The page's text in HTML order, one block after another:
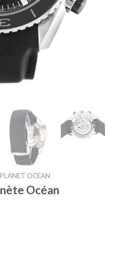
PLANET OCEAN
Océan